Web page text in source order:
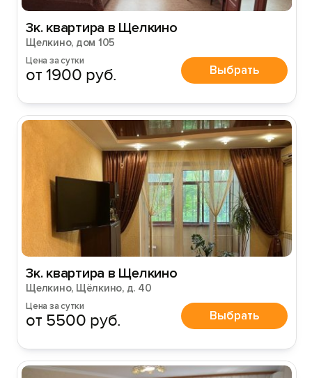
3к. квартира в Щелкино
Щелкино, дом 105
Цена за сутки
от 1900 руб. Выбрать
3к. квартира в Щелкино
Щелкино, Щёлкино, д. 40
Цена за сутки
от 5500 руб. Выбрать